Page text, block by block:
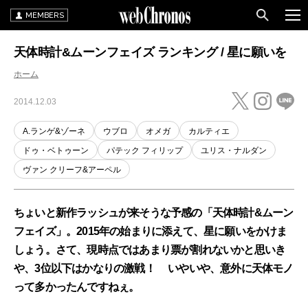
MEMBERS
天体時計&ムーンフェイズ ランキング / 星に願いを
ホーム
2014.12.03
A.ランゲ&ゾーネ ウブロ オメガ
カルティエ
ドゥ・ベトゥーン
パテック フィリップ
ユリス・ナルダン
ヴァン クリーフ&アーペル
ちょいと新作ラッシュが来そうな予感の「天体時計&ムーン
フェイズ」。2015年の始まりに添えて、星に願いをかけま
しょう。さて、現時点ではあまり票が割れないかと思いき
や、3位以下はかなりの激戦！ いやいや、意外に天体モノ
って多かったんですねぇ。